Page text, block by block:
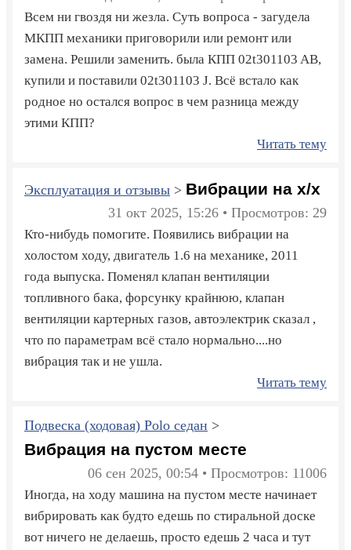
Всем ни гвоздя ни жезла. Суть вопроса - загудела
МКПП механики приговорили или ремонт или
замена. Решили заменить. была КПП 02t301103 AB,
купили и поставили 02t301103 J. Всё встало как
родное но остался вопрос в чем разница между
этими КПП?
Читать тему
Эксплуатация и отзывы > Вибрации на х/х
31 окт 2025, 15:26 • Просмотров: 29
Кто-нибудь помогите. Появились вибрации на
холостом ходу, двигатель 1.6 на механике, 2011
года выпуска. Поменял клапан вентиляции
топливного бака, форсунку крайнюю, клапан
вентиляции картерных газов, автоэлектрик сказал ,
что по параметрам всё стало нормально....но
вибрация так и не ушла.
Читать тему
Подвеска (ходовая) Polo седан >
Вибрация на пустом месте
06 сен 2025, 00:54 • Просмотров: 11006
Иногда, на ходу машина на пустом месте начинает
вибрировать как будто едешь по стиральной доске
вот ничего не делаешь, просто едешь 2 часа и тут